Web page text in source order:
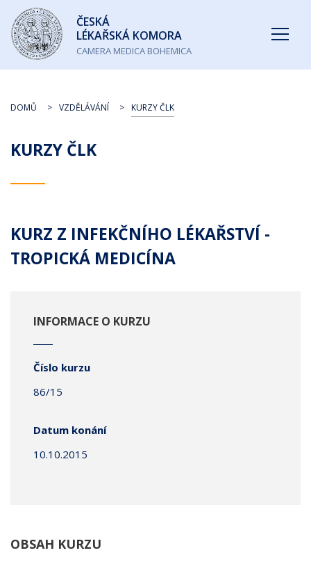
Česká
lékařská
komora
ČESKÁ
LÉKAŘSKÁ KOMORA
CAMERA MEDICA BOHEMICA
KURZY ČLK
DOMŮ VZDĚLÁVÁNÍ KURZY ČLK
KURZ Z INFEKČNÍHO LÉKAŘSTVÍ -
TROPICKÁ MEDICÍNA
INFORMACE O KURZU
Číslo kurzu
86/15
Datum konání
10.10.2015
OBSAH KURZU